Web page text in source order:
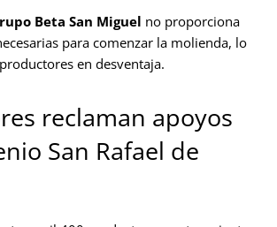
Beta San Miguel no proporciona
para comenzar la molienda, lo
en desventaja.
reclaman apoyos
San Rafael de